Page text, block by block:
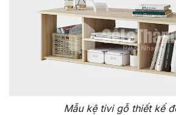
Mẫu kệ tivi gỗ thiết kế